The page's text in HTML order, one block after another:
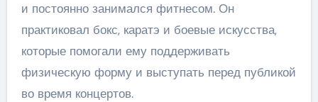
и постоянно занимался фитнесом. Он
практиковал бокс, каратэ и боевые искусства,
которые помогали ему поддерживать
физическую форму и выступать перед публикой
во время концертов.